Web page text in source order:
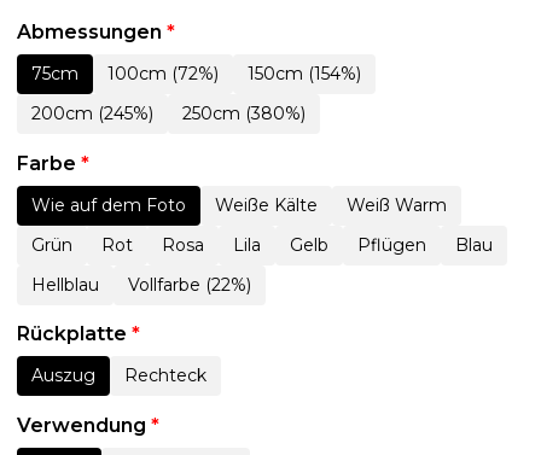
Abmessungen *
75cm 100cm (72%)
150cm (154%)
200cm (245%)
250cm (380%)
Farbe *
Wie auf dem Foto Weiße Kälte
Weiß Warm
Grün
Rot Rosa Lila Gelb Pflügen
Blau
Hellblau
Vollfarbe (22%)
Rückplatte *
Auszug Rechteck
Verwendung *